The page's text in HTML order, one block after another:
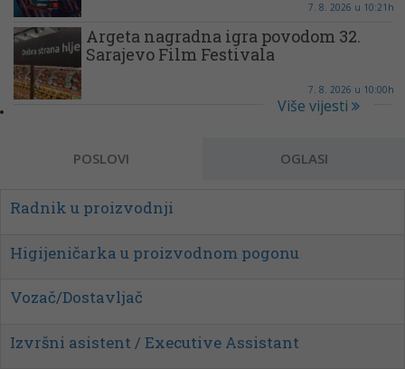
7. 8. 2026 u 10:21h
Argeta nagradna igra povodom 32.
Sarajevo Film Festivala
7. 8. 2026 u 10:00h
Više vijesti
POSLOVI OGLASI
Radnik u proizvodnji
Higijeničarka u proizvodnom pogonu
Vozač/Dostavljač
Izvršni asistent / Executive Assistant
Radnik u proizvodnji – pomoćni poslovi u